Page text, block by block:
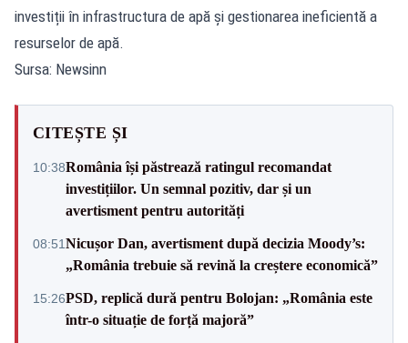
investiții în infrastructura de apă și gestionarea ineficientă a
resurselor de apă.
Sursa: Newsinn
CITEȘTE ȘI
10:38România își păstrează ratingul recomandat
investițiilor. Un semnal pozitiv, dar și un
avertisment pentru autorități
08:51Nicușor Dan, avertisment după decizia Moody’s:
„România trebuie să revină la creștere economică”
15:26PSD, replică dură pentru Bolojan: „România este
într-o situație de forță majoră”